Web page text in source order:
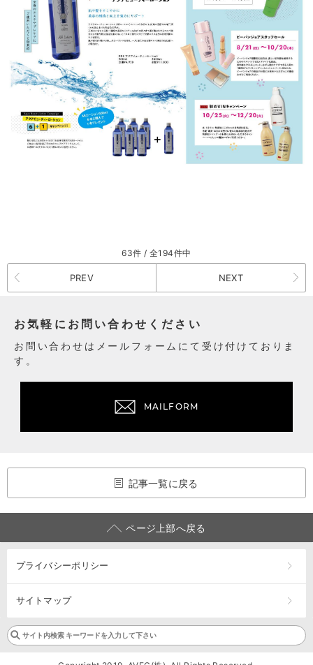
63件 / 全194件中
PREV NEXT
お気軽にお問い合わせください
お問い合わせはメールフォームにて受け付けておりま
す。
MAILFORM
記事一覧に戻る
ページ上部へ戻る
プライバシーポリシー
サイトマップ